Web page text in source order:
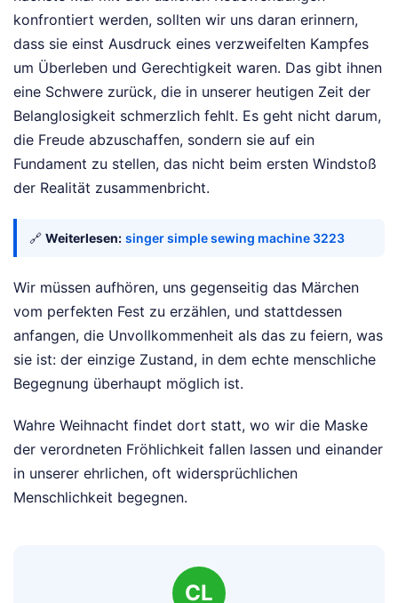
konfrontiert werden, sollten wir uns daran erinnern,
dass sie einst Ausdruck eines verzweifelten Kampfes
um Überleben und Gerechtigkeit waren. Das gibt ihnen
eine Schwere zurück, die in unserer heutigen Zeit der
Belanglosigkeit schmerzlich fehlt. Es geht nicht darum,
die Freude abzuschaffen, sondern sie auf ein
Fundament zu stellen, das nicht beim ersten Windstoß
der Realität zusammenbricht.
🔗 Weiterlesen: singer simple sewing machine 3223
Wir müssen aufhören, uns gegenseitig das Märchen
vom perfekten Fest zu erzählen, und stattdessen
anfangen, die Unvollkommenheit als das zu feiern, was
sie ist: der einzige Zustand, in dem echte menschliche
Begegnung überhaupt möglich ist.
Wahre Weihnacht findet dort statt, wo wir die Maske
der verordneten Fröhlichkeit fallen lassen und einander
in unserer ehrlichen, oft widersprüchlichen
Menschlichkeit begegnen.
CL